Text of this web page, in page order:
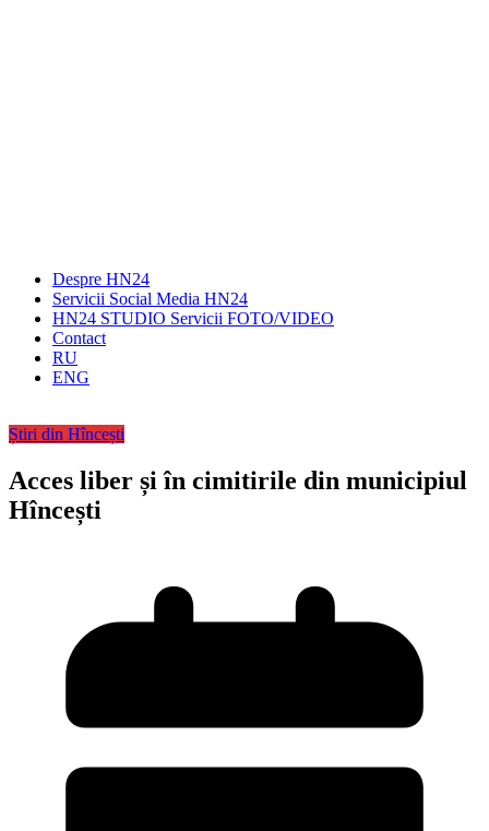
Despre HN24
Servicii Social Media HN24
HN24 STUDIO Servicii FOTO/VIDEO
Contact
RU
ENG
Știri din Hîncești
Acces liber și în cimitirile din municipiul
Hîncești